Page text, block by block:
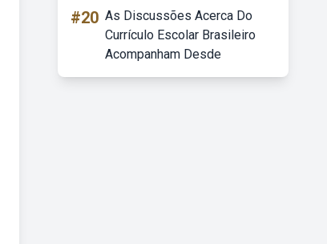
#20 As Discussões Acerca Do
Currículo Escolar Brasileiro
Acompanham Desde